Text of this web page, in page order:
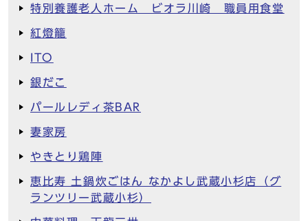
特別養護老人ホーム ビオラ川崎 職員用食堂
紅燈籠
ITO
銀だこ
パールレディ茶BAR
妻家房
やきとり鶏陣
恵比寿 土鍋炊ごはん なかよし武蔵小杉店（グ
ランツリー武蔵小杉）